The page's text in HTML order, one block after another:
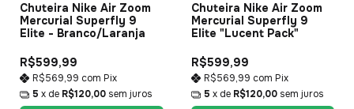
Chuteira Nike Air Zoom
Mercurial Superfly 9
Elite - Branco/Laranja
R$599,99
R$569,99 com Pix
5 x de R$120,00 sem juros
Chuteira Nike Air Zoom
Mercurial Superfly 9
Elite "Lucent Pack"
R$599,99
R$569,99 com Pix
5 x de R$120,00 sem juros